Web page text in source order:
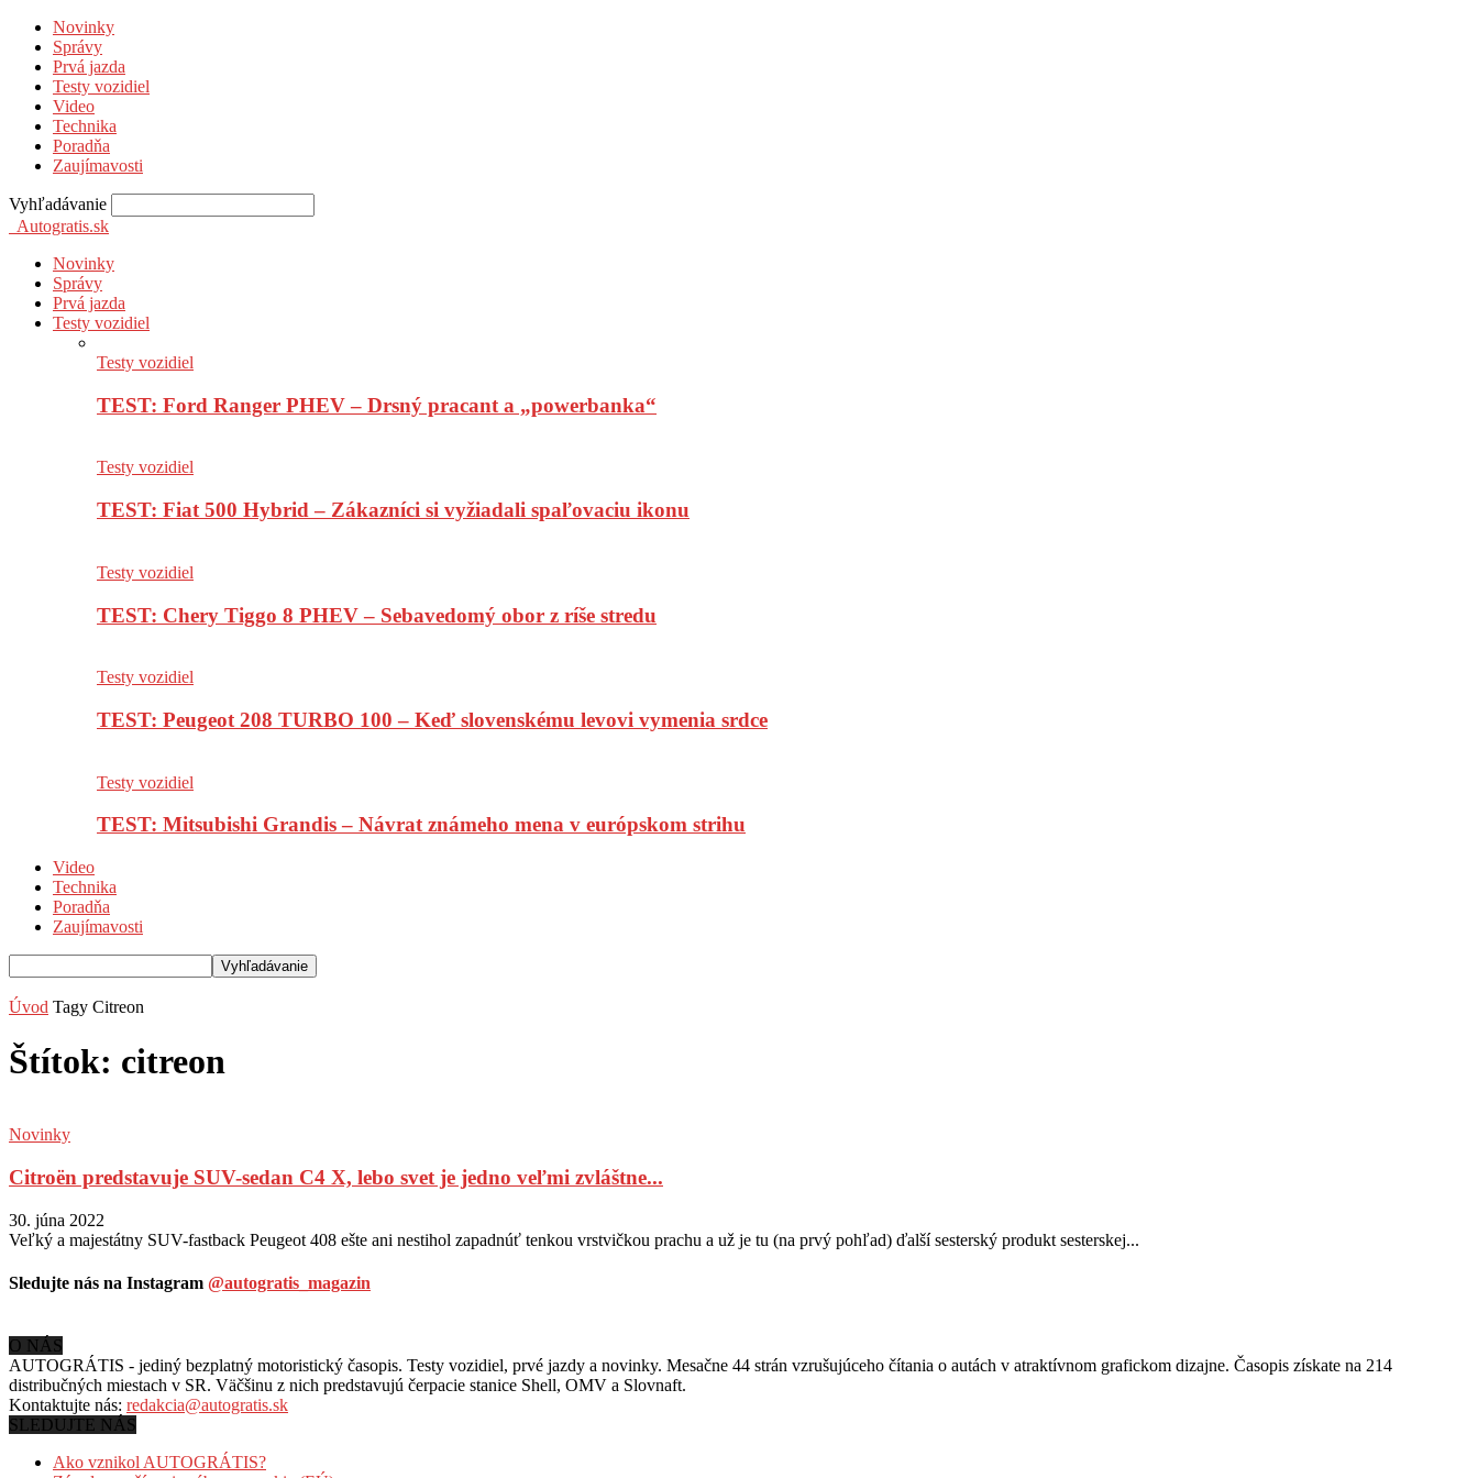
Novinky
Správy
Prvá jazda
Testy vozidiel
Video
Technika
Poradňa
Zaujímavosti
Vyhľadávanie
Autogratis.sk
Novinky
Správy
Prvá jazda
Testy vozidiel
Testy vozidiel
TEST: Ford Ranger PHEV – Drsný pracant a „powerbanka“
Testy vozidiel
TEST: Fiat 500 Hybrid – Zákazníci si vyžiadali spaľovaciu ikonu
Testy vozidiel
TEST: Chery Tiggo 8 PHEV – Sebavedomý obor z ríše stredu
Testy vozidiel
TEST: Peugeot 208 TURBO 100 – Keď slovenskému levovi vymenia srdce
Testy vozidiel
TEST: Mitsubishi Grandis – Návrat známeho mena v európskom strihu
Video
Technika
Poradňa
Zaujímavosti
Úvod Tagy Citreon
Štítok: citreon
Novinky
Citroën predstavuje SUV-sedan C4 X, lebo svet je jedno veľmi zvláštne...
30. júna 2022
Veľký a majestátny SUV-fastback Peugeot 408 ešte ani nestihol zapadnúť tenkou vrstvičkou prachu a už je tu (na prvý pohľad) ďalší sesterský produkt sesterskej...
Sledujte nás na Instagram @autogratis_magazin
O NÁS
AUTOGRÁTIS - jediný bezplatný motoristický časopis. Testy vozidiel, prvé jazdy a novinky. Mesačne 44 strán vzrušujúceho čítania o autách v atraktívnom grafickom dizajne. Časopis získate na 214
distribučných miestach v SR. Väčšinu z nich predstavujú čerpacie stanice Shell, OMV a Slovnaft.
Kontaktujte nás: redakcia@autogratis.sk
SLEDUJTE NÁS
Ako vznikol AUTOGRÁTIS?